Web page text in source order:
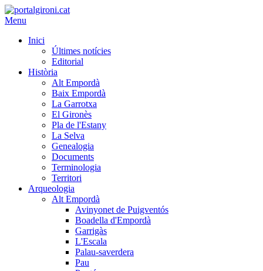
Menu
Inici
Últimes notícies
Editorial
Història
Alt Empordà
Baix Empordà
La Garrotxa
El Gironès
Pla de l'Estany
La Selva
Genealogia
Documents
Terminologia
Territori
Arqueologia
Alt Empordà
Avinyonet de Puigventós
Boadella d'Empordà
Garrigàs
L'Escala
Palau-saverdera
Pau